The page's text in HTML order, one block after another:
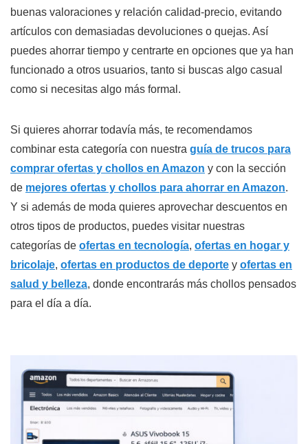
buenas valoraciones y relación calidad-precio, evitando
artículos con demasiadas devoluciones o quejas. Así
puedes ahorrar tiempo y centrarte en opciones que ya han
funcionado a otros usuarios, tanto si buscas algo casual
como si necesitas algo más formal.
Si quieres ahorrar todavía más, te recomendamos
combinar esta categoría con nuestra guía de trucos para
comprar ofertas y chollos en Amazon y con la sección
de mejores ofertas y chollos para ahorrar en Amazon.
Y si además de moda quieres aprovechar descuentos en
otros tipos de productos, puedes visitar nuestras
categorías de ofertas en tecnología, ofertas en hogar y
bricolaje, ofertas en productos de deporte y ofertas en
salud y belleza, donde encontrarás más chollos pensados
para el día a día.